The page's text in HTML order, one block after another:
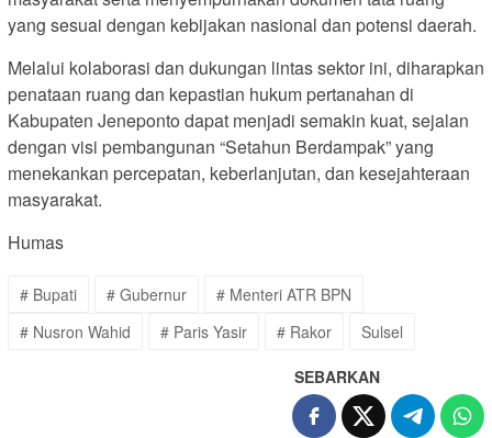
yang sesuai dengan kebijakan nasional dan potensi daerah.
Melalui kolaborasi dan dukungan lintas sektor ini, diharapkan
penataan ruang dan kepastian hukum pertanahan di
Kabupaten Jeneponto dapat menjadi semakin kuat, sejalan
dengan visi pembangunan “Setahun Berdampak” yang
menekankan percepatan, keberlanjutan, dan kesejahteraan
masyarakat.
Humas
# Bupati # Gubernur
# Menteri ATR BPN
# Nusron Wahid
# Paris Yasir # Rakor Sulsel
SEBARKAN